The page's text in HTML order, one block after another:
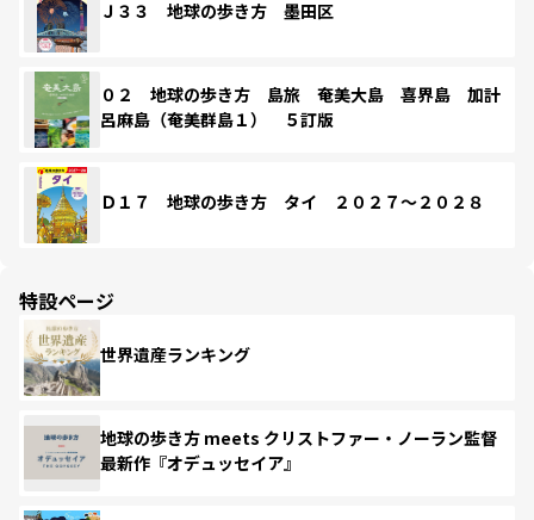
Ｊ３３ 地球の歩き方 墨田区
０２ 地球の歩き方 島旅 奄美大島 喜界島 加計
呂麻島（奄美群島１） ５訂版
Ｄ１７ 地球の歩き方 タイ ２０２７～２０２８
特設ページ
世界遺産ランキング
地球の歩き方 meets クリストファー・ノーラン監督
最新作『オデュッセイア』